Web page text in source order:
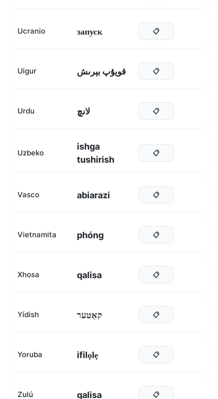
Ucranio запуск 📋
Uigur قويۇپ بېرىش 📋
Urdu لانچ 📋
Uzbeko
ishga
tushirish
📋
Vasco abiarazi 📋
Vietnamita phóng 📋
Xhosa qalisa 📋
Yídish קאַטער 📋
Yoruba ifilọlẹ 📋
Zulú qalisa 📋